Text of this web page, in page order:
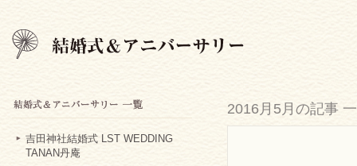
吉田神社結婚式 LST WEDDING
TANAN丹庵
2016月5月の記事